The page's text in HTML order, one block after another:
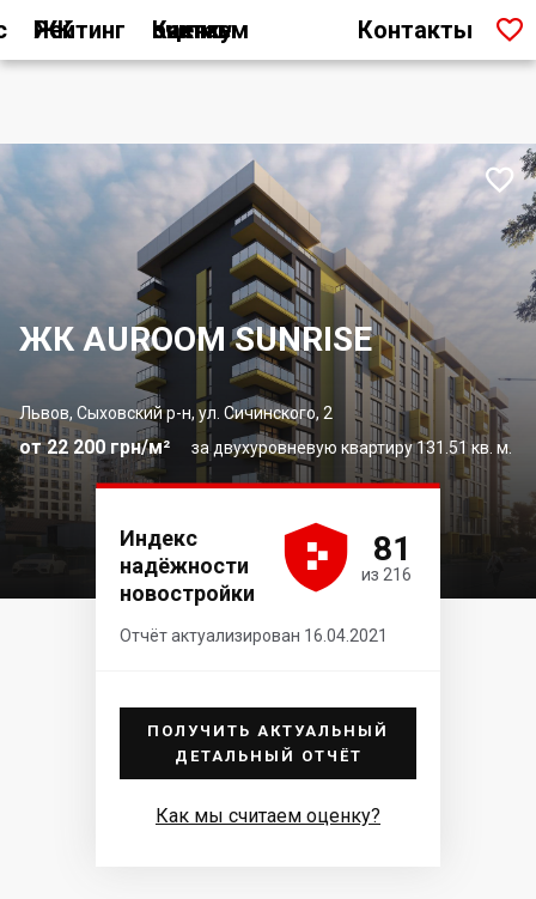
Рейтинг ЖК Как мы считаем оценку Контакты 
ЖК AUROOM SUNRISE
Львов, Сыховский р-н, ул. Сичинского, 2
за двухуровневую квартиру 131.51 кв. м.
от 22 200 грн/м²

Индекс
надёжности
новостройки




 81
из 216
Отчёт актуализирован 16.04.2021
ПОЛУЧИТЬ АКТУАЛЬНЫЙ
ДЕТАЛЬНЫЙ ОТЧЁТ
Как мы считаем оценку?